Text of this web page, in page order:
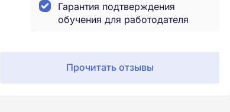
Гарантия подтверждения
обучения для работодателя
Прочитать отзывы